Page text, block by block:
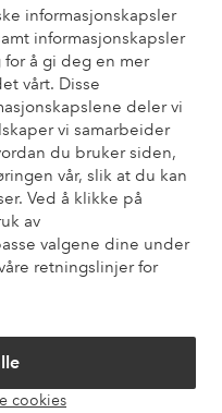
informasjonskapsler
informasjonskapsler
å gi deg en mer
vårt. Disse
deler vi
vi samarbeider
du bruker siden,
vår, slik at du kan
Ved å klikke på
av
valgene dine under
retningslinjer for
cookies
i vår FAQ. Du finner
kontakte oss.
Betalingsmåte